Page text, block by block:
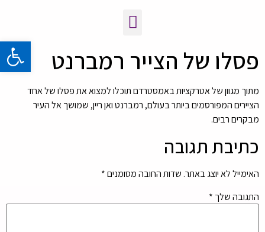
פסלו של הצייר רמברנט
מתוך מגוון של אטרקציות באמסטרדם תוכלו למצוא את פסלו של אחד
הציירים המפורסמים ביותר בעולם, רמברנט ואן ריין, שמושך אל העיר
מבקרים רבים.
כתיבת תגובה
האימייל לא יוצג באתר. שדות החובה מסומנים*
התגובה שלך *